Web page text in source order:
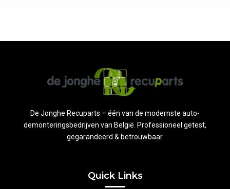
De Jonghe Recuparts – één van de modernste auto-
demonteringsbedrijven van België. Professioneel getest,
gegarandeerd & betrouwbaar.
Quick Links